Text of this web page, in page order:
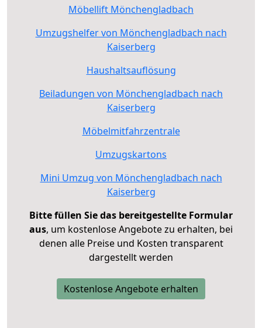
Möbellift Mönchengladbach
Umzugshelfer von Mönchengladbach nach
Kaiserberg
Haushaltsauflösung
Beiladungen von Mönchengladbach nach
Kaiserberg
Möbelmitfahrzentrale
Umzugskartons
Mini Umzug von Mönchengladbach nach
Kaiserberg
Bitte füllen Sie das bereitgestellte Formular
aus, um kostenlose Angebote zu erhalten, bei
denen alle Preise und Kosten transparent
dargestellt werden
Kostenlose Angebote erhalten